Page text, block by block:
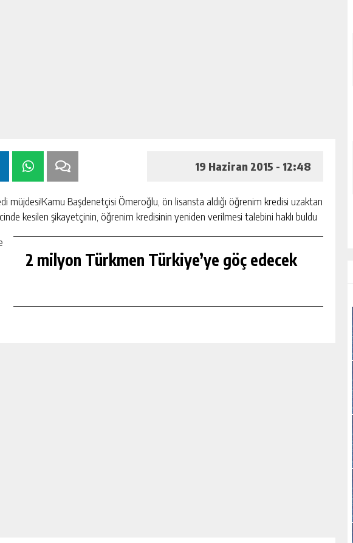
19 Haziran 2015 - 12:48
müjdesi!Kamu Başdenetçisi Ömeroğlu, ön lisansta aldığı öğrenim kredisi uzaktan
kesilen şikayetçinin, öğrenim kredisinin yeniden verilmesi talebini haklı buldu
2 milyon Türkmen Türkiye’ye göç edecek